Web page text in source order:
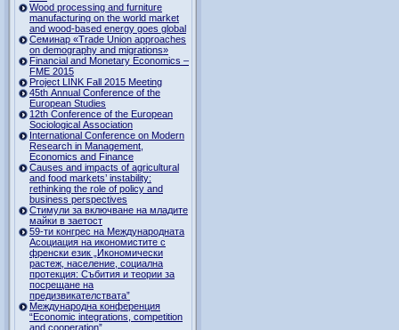
Wood processing and furniture
manufacturing on the world market
and wood-based energy goes global
Семинар «Trade Union approaches
on demography and migrations»
Financial and Monetary Economics –
FME 2015
Project LINK Fall 2015 Meeting
45th Annual Conference of the
European Studies
12th Conference of the European
Sociological Association
International Conference on Modern
Research in Management,
Economics and Finance
Causes and impacts of agricultural
and food markets’ instability:
rethinking the role of policy and
business perspectives
Стимули за включване на младите
майки в заетост
59-ти конгрес на Международната
Асоциация на икономистите с
френски език „Икономически
растеж, население, социална
протекция: Събития и теории за
посрещане на
предизвикателствата”
Международна конференция
“Economic integrations, competition
and cooperation”